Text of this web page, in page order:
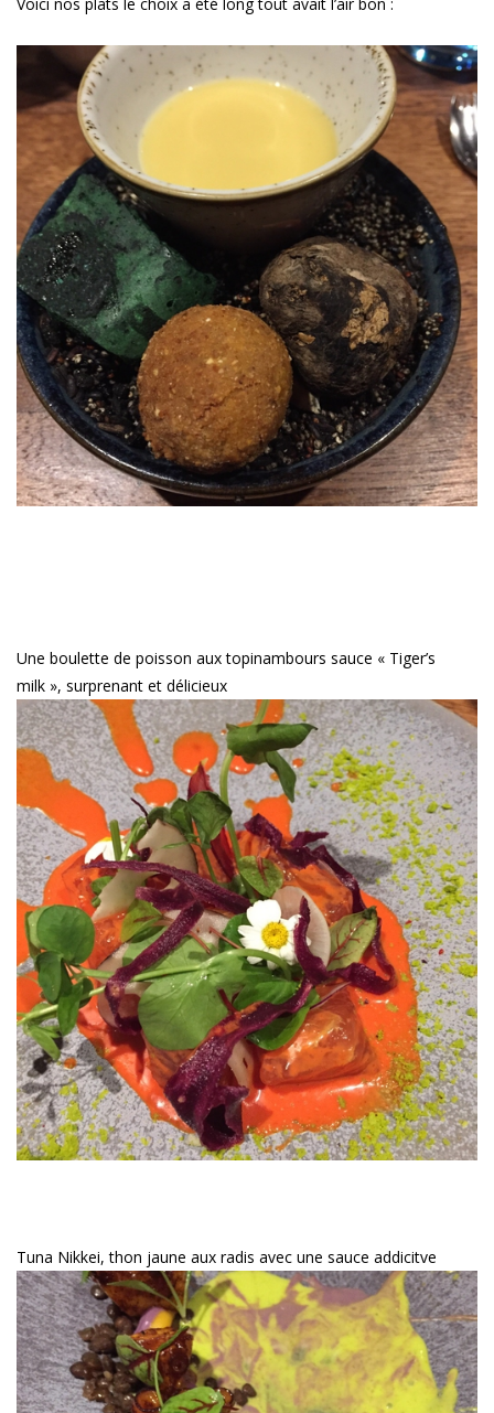
Une boulette de poisson aux topinambours sauce « Tiger’s
milk », surprenant et délicieux
Tuna Nikkei, thon jaune aux radis avec une sauce addicitve